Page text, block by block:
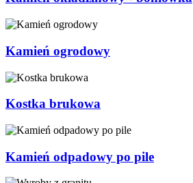
Kamień ogrodowy
Kostka brukowa
Kamień odpadowy po pile